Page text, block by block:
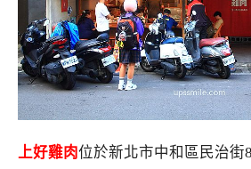
上好雞肉位於新北市中和區民治街